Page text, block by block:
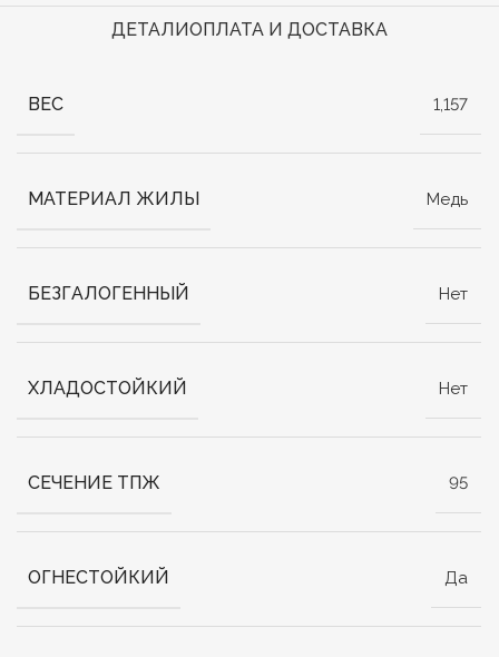
ДЕТАЛИОПЛАТА И ДОСТАВКА
ВЕС 1,157
МАТЕРИАЛ ЖИЛЫ Медь
БЕЗГАЛОГЕННЫЙ Нет
ХЛАДОСТОЙКИЙ Нет
СЕЧЕНИЕ ТПЖ 95
ОГНЕСТОЙКИЙ Да